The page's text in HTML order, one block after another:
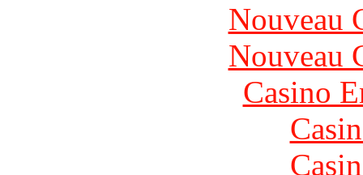
Nouveau
Nouveau
Casino